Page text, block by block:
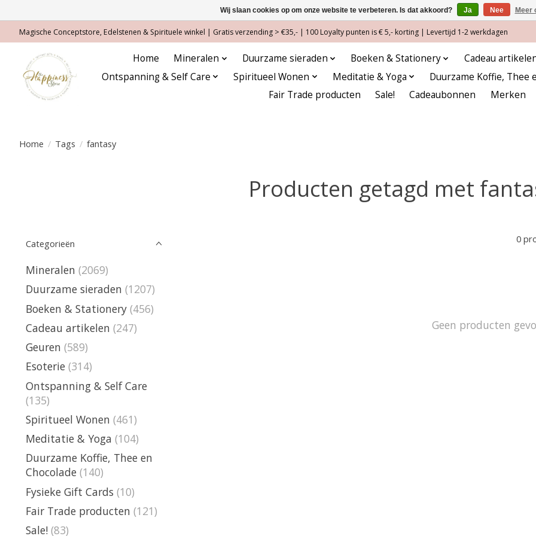
Magische Conceptstore, Edelstenen & Spirituele winkel | Gratis verzending > €35,- | 100 Loyalty punten is € 5,- korting | Levertijd 1-2 werkdagen
Home Mineralen Duurzame sieraden Boeken & Stationery Cadeau
Ontspanning & Self Care
Spiritueel Wonen Meditatie & Yoga Duurzame Koffie, Thee
Fair Trade producten
Sale! Cadeaubonnen Merken
Home / Tags / fantasy
Producten getagd met
Categorieën
Mineralen (2069)
Duurzame sieraden (1207)
Boeken & Stationery (456)
Cadeau artikelen (247)
Geuren (589)
Esoterie (314)
Ontspanning & Self Care
(135)
Spiritueel Wonen (461)
Meditatie & Yoga (104)
Duurzame Koffie, Thee en
Chocolade (140)
Fysieke Gift Cards (10)
Fair Trade producten (121)
Sale! (83)
0
Geen producten
Wij slaan cookies op om onze website te verbeteren. Is dat akkoord? Ja Nee Meer